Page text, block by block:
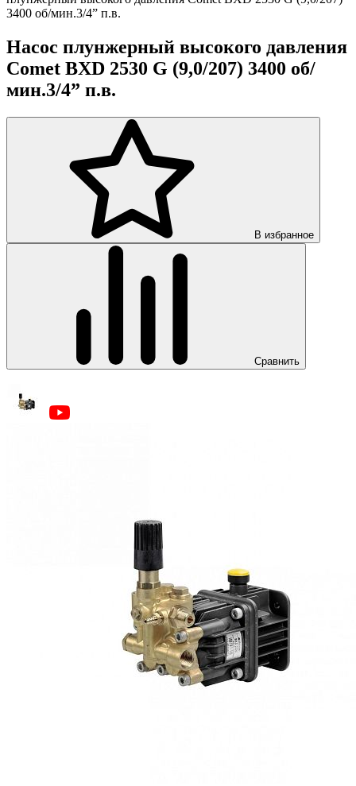
3400 об/мин.3/4” п.в.
Насос плунжерный высокого давления
Comet BXD 2530 G (9,0/207) 3400 об/
мин.3/4” п.в.
В избранное
Сравнить